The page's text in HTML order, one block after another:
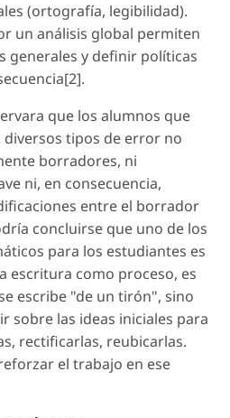
(ortografía, legibilidad).
un análisis global permiten
generales y definir políticas
que los alumnos que
tipos de error no
borradores, ni
ni, en consecuencia,
entre el borrador
concluirse que uno de los
para los estudiantes es
escritura como proceso, es
escribe "de un tirón", sino
sobre las ideas iniciales para
rectificarlas, reubicarlas.
el trabajo en ese